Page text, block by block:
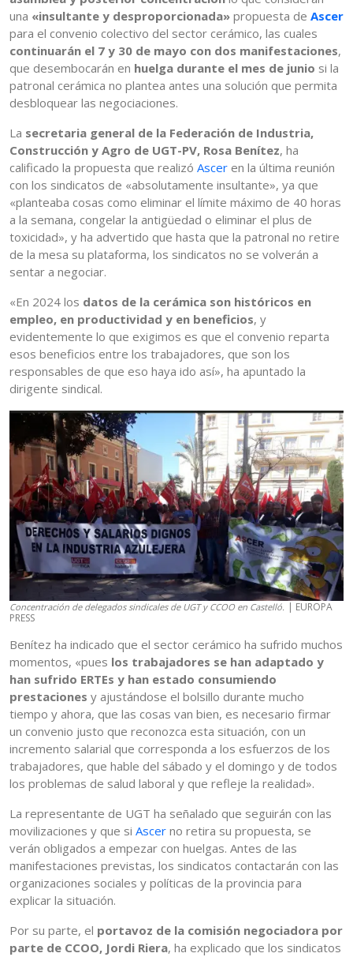
una «insultante y desproporcionada» propuesta de Ascer
para el convenio colectivo del sector cerámico, las cuales
continuarán el 7 y 30 de mayo con dos manifestaciones,
que desembocarán en huelga durante el mes de junio si la
patronal cerámica no plantea antes una solución que permita
desbloquear las negociaciones.
La secretaria general de la Federación de Industria,
Construcción y Agro de UGT-PV, Rosa Benítez, ha
calificado la propuesta que realizó Ascer en la última reunión
con los sindicatos de «absolutamente insultante», ya que
«planteaba cosas como eliminar el límite máximo de 40 horas
a la semana, congelar la antigüedad o eliminar el plus de
toxicidad», y ha advertido que hasta que la patronal no retire
de la mesa su plataforma, los sindicatos no se volverán a
sentar a negociar.
«En 2024 los datos de la cerámica son históricos en
empleo, en productividad y en beneficios, y
evidentemente lo que exigimos es que el convenio reparta
esos beneficios entre los trabajadores, que son los
responsables de que eso haya ido así», ha apuntado la
dirigente sindical.
Concentración de delegados sindicales de UGT y CCOO en Castelló.
| EUROPA
PRESS
Benítez ha indicado que el sector cerámico ha sufrido muchos
momentos, «pues los trabajadores se han adaptado y
han sufrido ERTEs y han estado consumiendo
prestaciones y ajustándose el bolsillo durante mucho
tiempo y ahora, que las cosas van bien, es necesario firmar
un convenio justo que reconozca esta situación, con un
incremento salarial que corresponda a los esfuerzos de los
trabajadores, que hable del sábado y el domingo y de todos
los problemas de salud laboral y que refleje la realidad».
La representante de UGT ha señalado que seguirán con las
movilizaciones y que si Ascer no retira su propuesta, se
verán obligados a empezar con huelgas. Antes de las
manifestaciones previstas, los sindicatos contactarán con las
organizaciones sociales y políticas de la provincia para
explicar la situación.
Por su parte, el portavoz de la comisión negociadora por
parte de CCOO, Jordi Riera, ha explicado que los sindicatos